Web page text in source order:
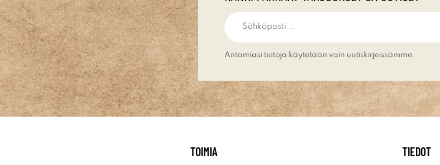
Antamiasi tietoja käytetään vain uutiskirjeissämme.
TOIMIA TIEDOT